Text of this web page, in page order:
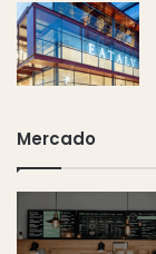
Mercado